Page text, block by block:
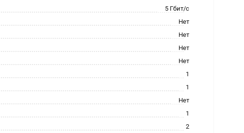
5 Гбит/с
Нет
Нет
Нет
Нет
1
1
Нет
1
2